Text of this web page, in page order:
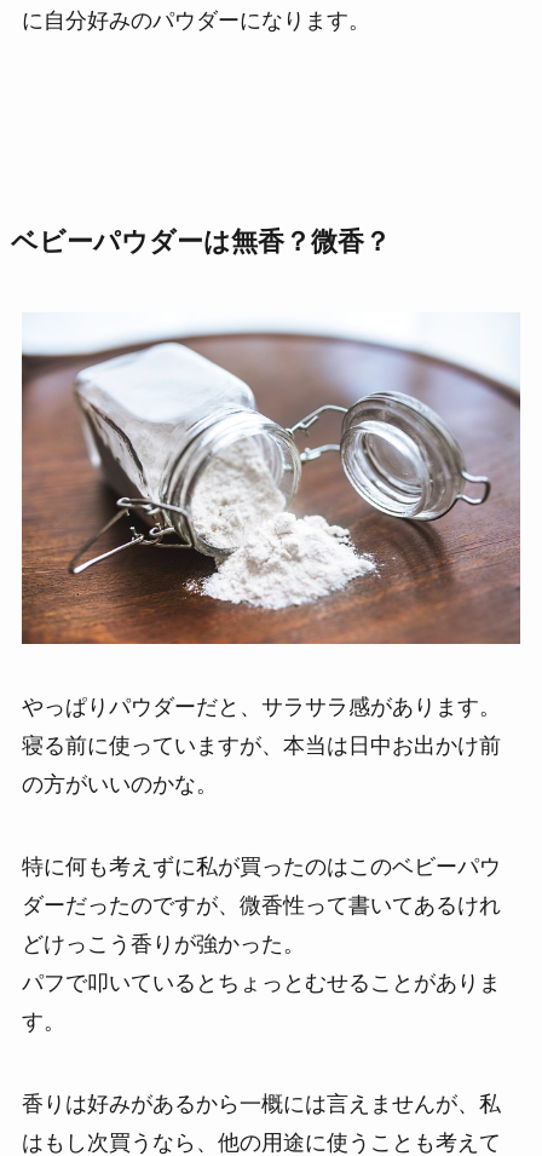
に自分好みのパウダーになります。
ベビーパウダーは無香？微香？
やっぱりパウダーだと、サラサラ感があります。
寝る前に使っていますが、本当は日中お出かけ前
の方がいいのかな。
特に何も考えずに私が買ったのはこのベビーパウ
ダーだったのですが、微香性って書いてあるけれ
どけっこう香りが強かった。
パフで叩いているとちょっとむせることがありま
す。
香りは好みがあるから一概には言えませんが、私
はもし次買うなら、他の用途に使うことも考えて